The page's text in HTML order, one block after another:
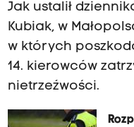
Jak ustalił
Kubiak, w
w których
14. kierowców
nietrzeźwości.